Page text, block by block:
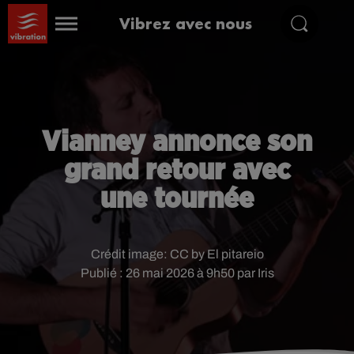
Vibrez avec nous
Vianney annonce son
grand retour avec
une tournée
Publié : 26 mai 2026 à 9h50 par Iris
Crédit image: CC by El pitareio